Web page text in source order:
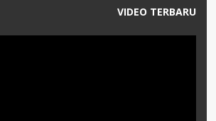
VIDEO TERBARU